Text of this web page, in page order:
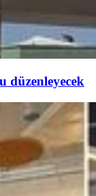
düzenleyecek